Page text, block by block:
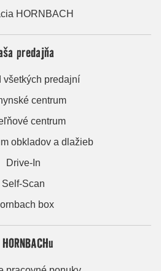
HORNBACH
predajňa
všetkých predajní
centrum
centrum
obkladov a dlažieb
Drive-In
Self-Scan
box